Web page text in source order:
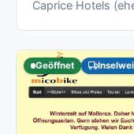
Caprice Hotels
Geöffnet